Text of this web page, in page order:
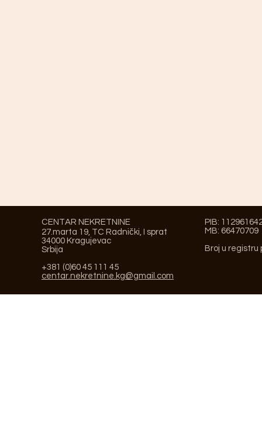
CENTAR NEKRETNINE
27.marta 19, TC Radnički, I sprat
34000 Kragujevac
Srbija
+381 (0)60 45 111 45
centar.nekretnine.kg@gmail.com
PIB:
MB: 66470709
Broj u registru